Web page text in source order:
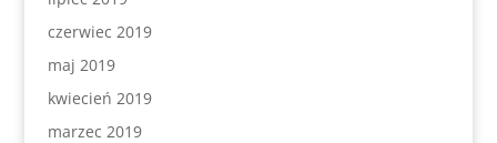
czerwiec 2019
maj 2019
kwiecień 2019
marzec 2019